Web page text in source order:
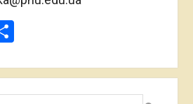
Поділитися